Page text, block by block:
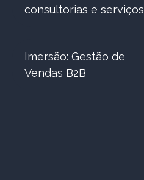
consultorias e serviços
Imersão: Gestão de
Vendas B2B